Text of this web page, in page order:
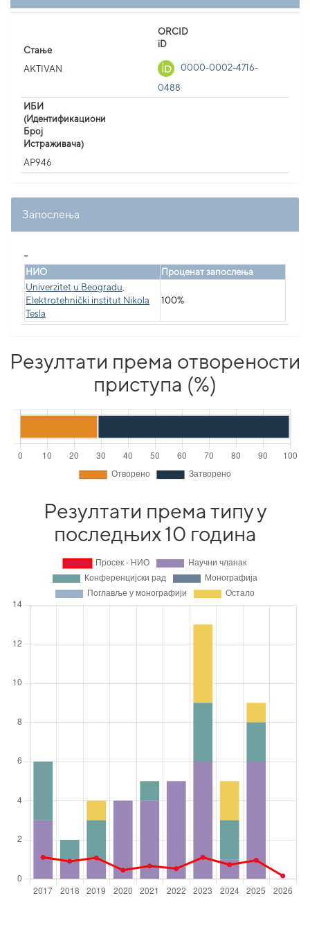
Стање
AKTIVAN
ORCID
iD
0000-0002-4716-
0488
ИБИ
(Идентификациони
Број
Истраживача)
AP946
Запослења
НИО
Проценат запослења
Univerzitet u Beogradu,
Elektrotehnički institut Nikola
Tesla
100%
Резултати према отворености
приступа (%)
Резултати према типу у
последњих 10 година